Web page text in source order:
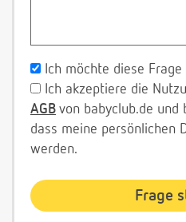
Ich möchte diese
Ich akzeptiere die
AGB von babyclub.de und
dass meine persönlichen
werden.